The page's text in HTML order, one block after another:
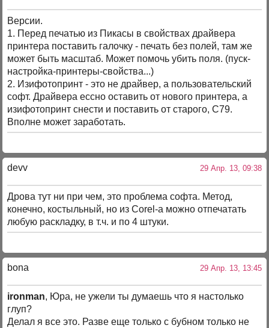
Версии.
1. Перед печатью из Пикасы в свойствах драйвера
принтера поставить галочку - печать без полей, там же
может быть масштаб. Может помочь убить поля. (пуск-
настройка-принтеры-свойства...)
2. Изифотопринт - это не драйвер, а пользовательский
софт. Драйвера ессно оставить от нового принтера, а
изифотопринт снести и поставить от старого, С79.
Вполне может заработать.
devv 29 Апр. 13, 09:38
Дрова тут ни при чем, это проблема софта. Метод,
конечно, костыльный, но из Corel-а можно отпечатать
любую раскладку, в т.ч. и по 4 штуки.
bona 29 Апр. 13, 13:45
ironman, Юра, не ужели ты думаешь что я настолько
глуп?
Делал я все это. Разве еще только с бубном только не